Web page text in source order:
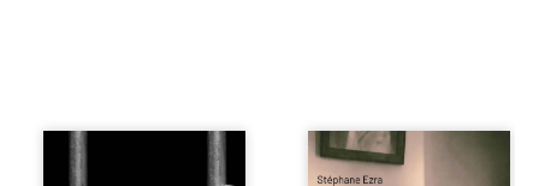
« Une nuit suffit
parfois pour briser
Les vies de
Nathan est un